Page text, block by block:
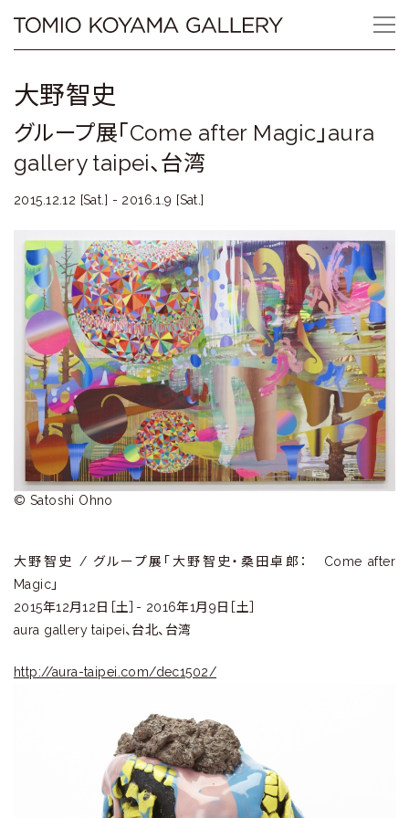
content
Tomio
Gallery
小
美
夫
ギ
ャ
ラ
リ
ー
大野智史
グループ展「Come after Magic」aura
gallery taipei、台湾
2015.12.12 [Sat.] - 2016.1.9 [Sat.]
© Satoshi Ohno
大野智史 / グループ展「大野智史・桑田卓郎： Come after
Magic」
2015年12月12日［土］- 2016年1月9日［土］
aura gallery taipei、台北、台湾
http://aura-taipei.com/dec1502/